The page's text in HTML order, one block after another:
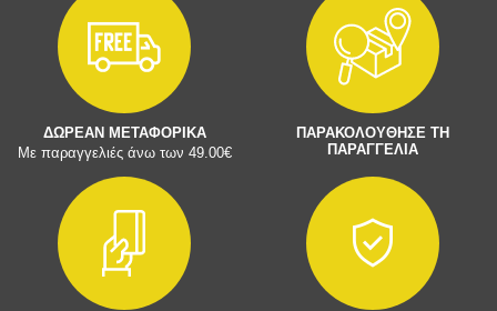
ΔΩΡΕΑΝ ΜΕΤΑΦΟΡΙΚΑ
Με παραγγελιές άνω των 49.00€
ΠΑΡΑΚΟΛΟΥΘΗΣΕ ΤΗ
ΠΑΡΑΓΓΕΛΙΑ